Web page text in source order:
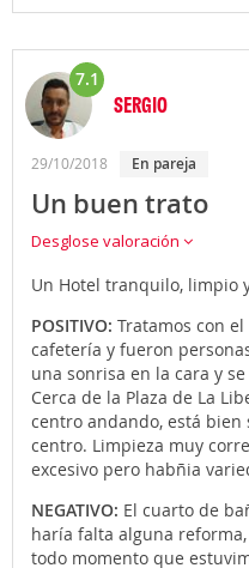
7.1
SERGIO
29/10/2018 en pareja
Un buen trato
Desglose valoración
Un Hotel tranquilo, limpio
POSITIVO: Tratamos con
cafetería y fueron
una sonrisa en la cara y
Cerca de la Plaza de La
centro andando, está
centro. Limpieza muy
excesivo pero habñia
NEGATIVO: El cuarto de
haría falta alguna
todo momento que